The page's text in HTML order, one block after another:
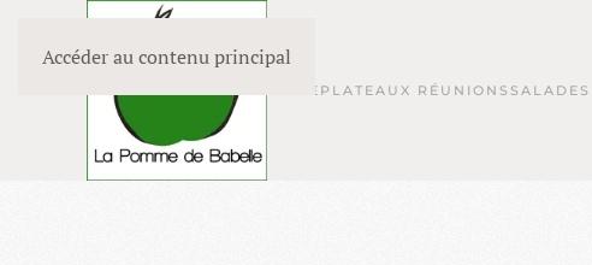
Accéder au contenu principal
HOME PLATEAUX RÉUNIONS